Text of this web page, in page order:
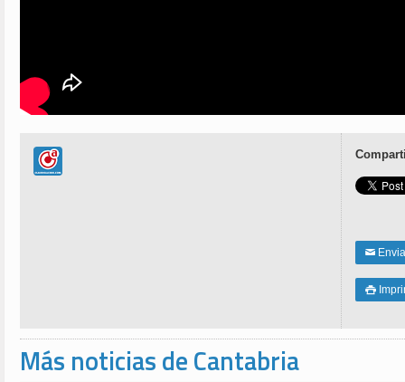
✉

Más noticias de Cantabria